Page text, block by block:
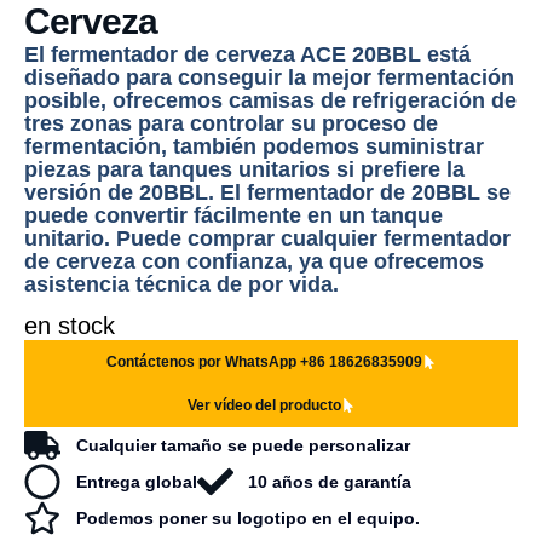
Cerveza
El fermentador de cerveza ACE 20BBL está
diseñado para conseguir la mejor fermentación
posible, ofrecemos camisas de refrigeración de
tres zonas para controlar su proceso de
fermentación, también podemos suministrar
piezas para tanques unitarios si prefiere la
versión de 20BBL. El fermentador de 20BBL se
puede convertir fácilmente en un tanque
unitario. Puede comprar cualquier fermentador
de cerveza con confianza, ya que ofrecemos
asistencia técnica de por vida.
en stock
Contáctenos por WhatsApp +86 18626835909
Ver vídeo del producto
Cualquier tamaño se puede personalizar
Entrega global
10 años de garantía
Podemos poner su logotipo en el equipo.